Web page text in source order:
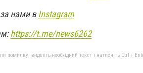
за нами вInstagram
https://t.me/news6262
помилку, виділіть необхідний текст і натисніть Ctrl +